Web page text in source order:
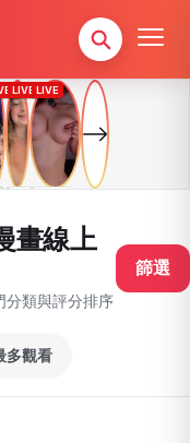
畫線上
分類與評分排序
篩選
多觀看